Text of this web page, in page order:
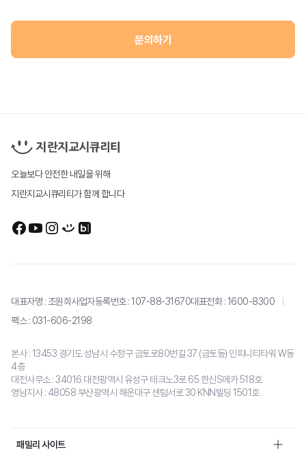
문의하기
오늘보다 안전한 내일을 위해
지란지교시큐리티가 함께 합니다
대표자명 : 조원희사업자등록번호 : 107-88-31670대표전화 :1600-8300
팩스 : 031-606-2198
본사 : 13453 경기도 성남시 수정구 금토로80번길 37 (금토동) 인피니티타워 W동
4층
대전사무소 : 34016 대전광역시 유성구 테크노3로 65 한신S메카 518호
영남지사 : 48058 부산광역시 해운대구 센텀서로 30 KNN빌딩 1501호
패밀리 사이트